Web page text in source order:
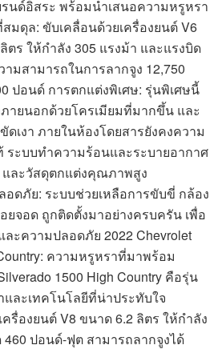
นด์อิสระ พร้อมนำเสนอความหรูหรา
มดุล: ขับเคลื่อนด้วยเครื่องยนต์ V6
ตร ให้กำลัง 305 แรงม้า และแรงบิด
มสามารถในการลากจูง 12,750
ปอนด์ การตกแต่งพิเศษ: รุ่นพิเศษนี้
ายนอกด้วยโครเมียมที่มากขึ้น และ
เงา ภายในห้องโดยสารยังคงความ
ระบบทำความร้อนและระบายอากาศ
และวัสดุตกแต่งคุณภาพสูง
ดภัย: ระบบช่วยเหลือการขับขี่ กล้อง
ยจอด ถูกติดตั้งมาอย่างครบครัน เพื่อ
ะความปลอดภัย 2022 Chevrolet
ความหรูหราที่มาพร้อม
1500 High Country คือรุ่น
ละเทคโนโลยีที่น่าประทับใจ
รื่องยนต์ V8 ขนาด 6.2 ลิตร ให้กำลัง
460 ปอนด์-ฟุต สามารถลากจูงได้